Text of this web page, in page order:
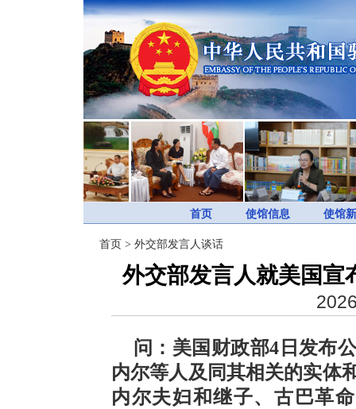
首页 使馆信息 使馆
首页 > 外交部发言人谈话
外交部发言人就美国宣
问：美国财政部4日发布
内尔等人及同其相关的实体
内尔夫妇和继子、古巴革